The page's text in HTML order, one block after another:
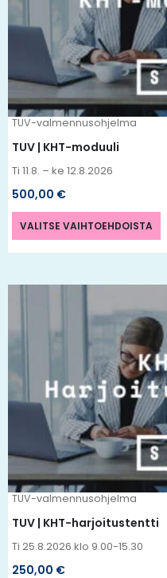
TUV-valmennusohjelma
TUV | KHT-moduuli
Ti 11.8. – ke 12.8.2026
500,00 €
VALITSE VAIHTOEHDOISTA
TUV-valmennusohjelma
TUV | KHT-harjoitustentti
Ti 25.8.2026 klo 9.00-15.30
250,00 €
on